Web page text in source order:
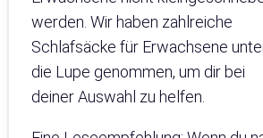
werden. Wir haben zahlreiche
Schlafsäcke für Erwachsene
die Lupe genommen, um dir bei
deiner Auswahl zu helfen.